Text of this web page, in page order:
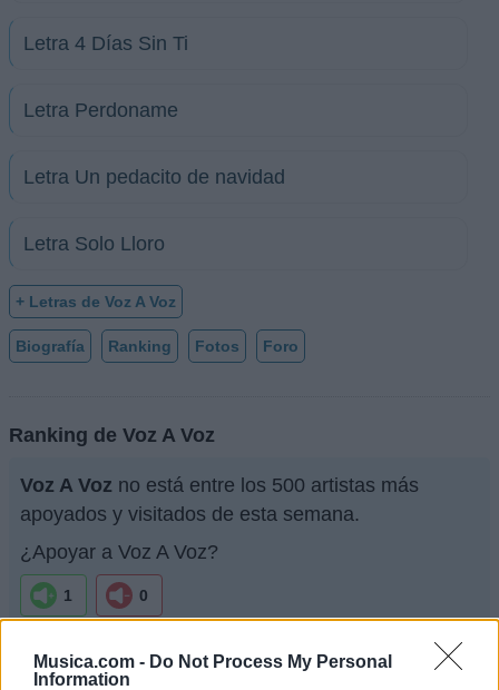
Musica.com - Do Not Process My Personal
Information
Letra 4 Días Sin Ti
Letra Perdoname
Letra Un pedacito de navidad
Letra Solo Lloro
+ Letras de Voz A Voz
Biografía Ranking Fotos Foro
Ranking de Voz A Voz
Voz A Voz no está entre los 500 artistas más
apoyados y visitados de esta semana.
¿Apoyar a Voz A Voz?
1 0
Ranking de Voz A Voz TOP Música